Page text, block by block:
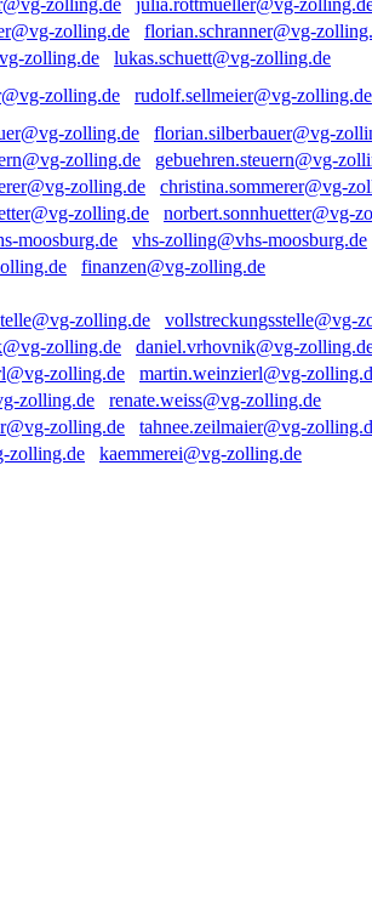
julia.rottmueller@vg-
florian.schranner@vg-
lukas.schuett@vg-zolling.de
rudolf.sellmeier@vg-zolling.de
florian.silberbauer@vg-
gebuehren.steuern@vg-
christina.sommerer@vg-
norbert.sonnhuetter@vg-
vhs-zolling@vhs-moosburg.de
finanzen@vg-zolling.de
vollstreckungsstelle@vg-
daniel.vrhovnik@vg-
martin.weinzierl@vg-
renate.weiss@vg-zolling.de
tahnee.zeilmaier@vg-
kaemmerei@vg-zolling.de